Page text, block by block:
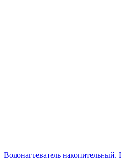
Водонагреватель